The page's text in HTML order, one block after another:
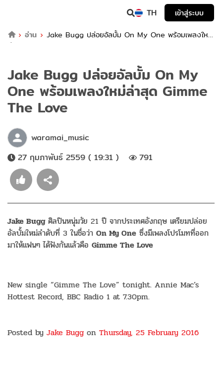
TH
เข้าสู่ระบบ
อ่าน
Jake Bugg ปล่อยอัลบั้ม On My One พร้อมเพลงใหม่
ล่าสุด Gimme The Love
Jake Bugg ปล่อยอัลบั้ม On My
One พร้อมเพลงใหม่ล่าสุด Gimme
The Love
waramai_music
27 กุมภาพันธ์ 2559 ( 19:31 )
791
Jake Buggศิลปินหนุ่มวัย 21 ปี จากประเทศอังกฤษ เตรียมปล่อย
อัลบั้มใหม่ลำดับที่ 3 ในชื่อว่า On My One ซึ่งมีเพลงโปรโมทที่ออก
มาให้แฟนๆ ได้ฟังกันแล้วคือ Gimme The Love
New single “Gimme The Love” tonight. Annie Mac’s
Hottest Record, BBC Radio 1 at 7.30pm.
Posted by Jake Bugg on Thursday, 25 February 2016